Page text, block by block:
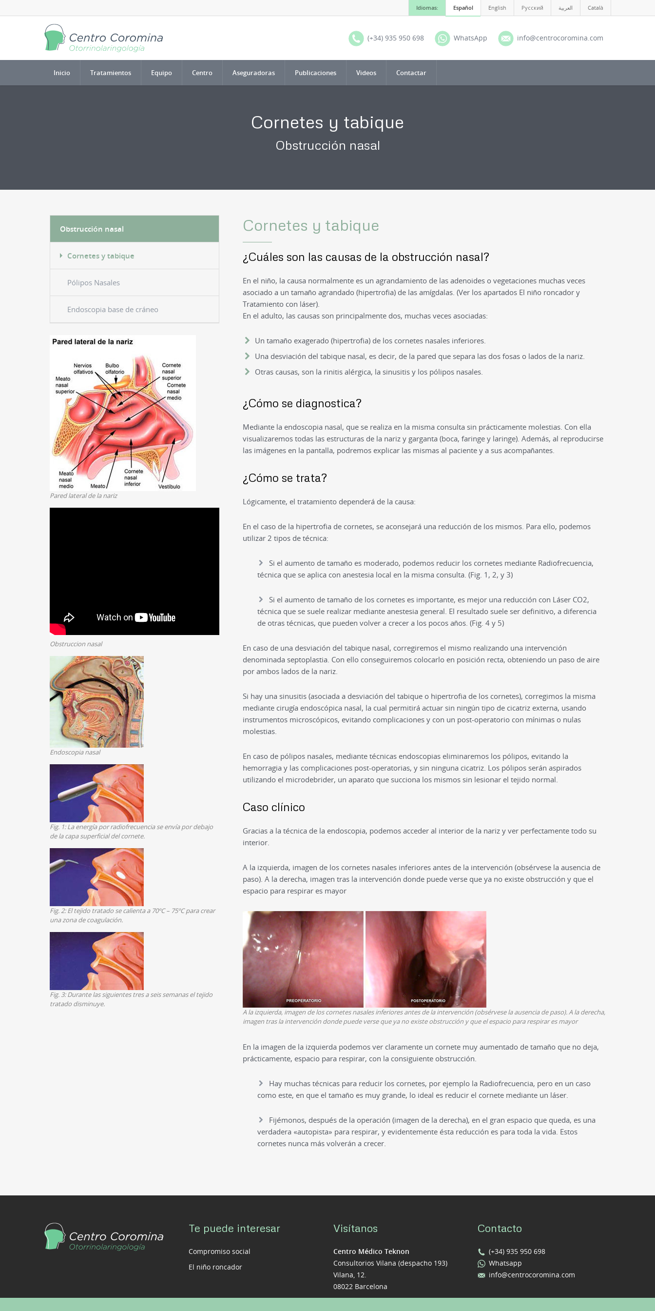
Idiomas: Español English Русский العربية Català
(+34) 935 950 698 WhatsApp info@centrocoromina.com
Inicio Tratamientos Equipo Centro Aseguradoras Publicaciones Videos Contactar
Cornetes y tabique
Obstrucción nasal
Obstrucción nasal
Cornetes y tabique
Pólipos Nasales
Endoscopia base de cráneo
Pared lateral de la nariz
Obstruccion nasal
Endoscopia nasal
Fig. 1: La energía por radiofrecuencia se envía por debajo
de la capa superficial del cornete.
Fig. 2: El tejido tratado se calienta a 70ºC – 75ºC para crear
una zona de coagulación.
Fig. 3: Durante las siguientes tres a seis semanas el tejido
tratado disminuye.
Cornetes y tabique
¿Cuáles son las causas de la obstrucción nasal?
En el niño, la causa normalmente es un agrandamiento de las adenoides o vegetaciones muchas veces
asociado a un tamaño agrandado (hipertrofia) de las amígdalas. (Ver los apartados El niño roncador y
Tratamiento con láser).
En el adulto, las causas son principalmente dos, muchas veces asociadas:
Un tamaño exagerado (hipertrofia) de los cornetes nasales inferiores.
Una desviación del tabique nasal, es decir, de la pared que separa las dos fosas o lados de la nariz.
Otras causas, son la rinitis alérgica, la sinusitis y los pólipos nasales.
¿Cómo se diagnostica?
Mediante la endoscopia nasal, que se realiza en la misma consulta sin prácticamente molestias. Con ella
visualizaremos todas las estructuras de la nariz y garganta (boca, faringe y laringe). Además, al reproducirse
las imágenes en la pantalla, podremos explicar las mismas al paciente y a sus acompañantes.
¿Cómo se trata?
Lógicamente, el tratamiento dependerá de la causa:
En el caso de la hipertrofia de cornetes, se aconsejará una reducción de los mismos. Para ello, podemos
utilizar 2 tipos de técnica:
Si el aumento de tamaño es moderado, podemos reducir los cornetes mediante Radiofrecuencia,
técnica que se aplica con anestesia local en la misma consulta. (Fig. 1, 2, y 3)
Si el aumento de tamaño de los cornetes es importante, es mejor una reducción con Láser CO2,
técnica que se suele realizar mediante anestesia general. El resultado suele ser definitivo, a diferencia
de otras técnicas, que pueden volver a crecer a los pocos años. (Fig. 4 y 5)
En caso de una desviación del tabique nasal, corregiremos el mismo realizando una intervención
denominada septoplastia. Con ello conseguiremos colocarlo en posición recta, obteniendo un paso de aire
por ambos lados de la nariz.
Si hay una sinusitis (asociada a desviación del tabique o hipertrofia de los cornetes), corregimos la misma
mediante cirugía endoscópica nasal, la cual permitirá actuar sin ningún tipo de cicatriz externa, usando
instrumentos microscópicos, evitando complicaciones y con un post-operatorio con mínimas o nulas
molestias.
En caso de pólipos nasales, mediante técnicas endoscopias eliminaremos los pólipos, evitando la
hemorragia y las complicaciones post-operatorias, y sin ninguna cicatriz. Los pólipos serán aspirados
utilizando el microdebrider, un aparato que succiona los mismos sin lesionar el tejido normal.
Caso clínico
Gracias a la técnica de la endoscopia, podemos acceder al interior de la nariz y ver perfectamente todo su
interior.
A la izquierda, imagen de los cornetes nasales inferiores antes de la intervención (obsérvese la ausencia de
paso). A la derecha, imagen tras la intervención donde puede verse que ya no existe obstrucción y que el
espacio para respirar es mayor
A la izquierda, imagen de los cornetes nasales inferiores antes de la intervención (obsérvese la ausencia de paso). A la derecha,
imagen tras la intervención donde puede verse que ya no existe obstrucción y que el espacio para respirar es mayor
En la imagen de la izquierda podemos ver claramente un cornete muy aumentado de tamaño que no deja,
prácticamente, espacio para respirar, con la consiguiente obstrucción.
Hay muchas técnicas para reducir los cornetes, por ejemplo la Radiofrecuencia, pero en un caso
como este, en que el tamaño es muy grande, lo ideal es reducir el cornete mediante un láser.
Fijémonos, después de la operación (imagen de la derecha), en el gran espacio que queda, es una
verdadera «autopista» para respirar, y evidentemente ésta reducción es para toda la vida. Estos
cornetes nunca más volverán a crecer.
Te puede interesar
Compromiso social
El niño roncador
Visítanos
Centro Médico Teknon
Consultorios Vilana (despacho 193)
Vilana, 12.
08022 Barcelona
Contacto
(+34) 935 950 698
Whatsapp
info@centrocoromina.com